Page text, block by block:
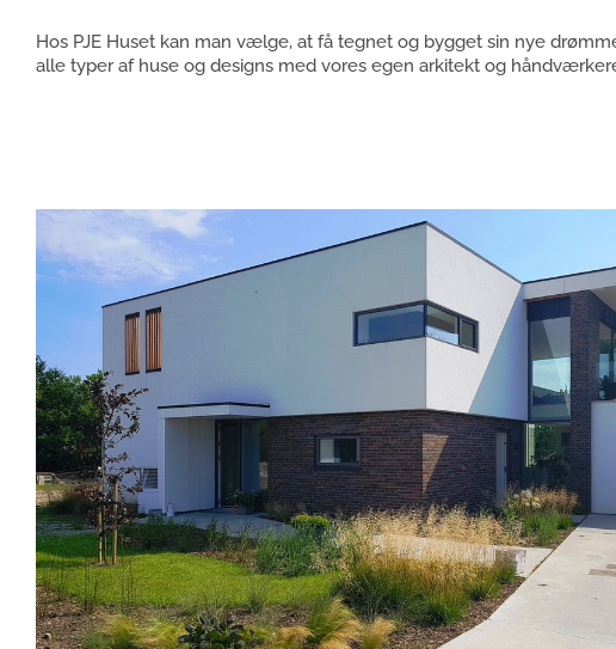
Hos PJE Huset kan man vælge, at få tegnet og bygget sin nye
alle typer af huse og designs med vores egen arkitekt og